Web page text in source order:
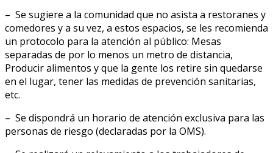
– Se sugiere a la comunidad que no asista a restoranes y
comedores y a su vez, a estos espacios, se les recomienda
un protocolo para la atención al público: Mesas
separadas de por lo menos un metro de distancia,
Producir alimentos y que la gente los retire sin quedarse
en el lugar, tener las medidas de prevención sanitarias,
etc.
– Se dispondrá un horario de atención exclusiva para las
personas de riesgo (declaradas por la OMS).